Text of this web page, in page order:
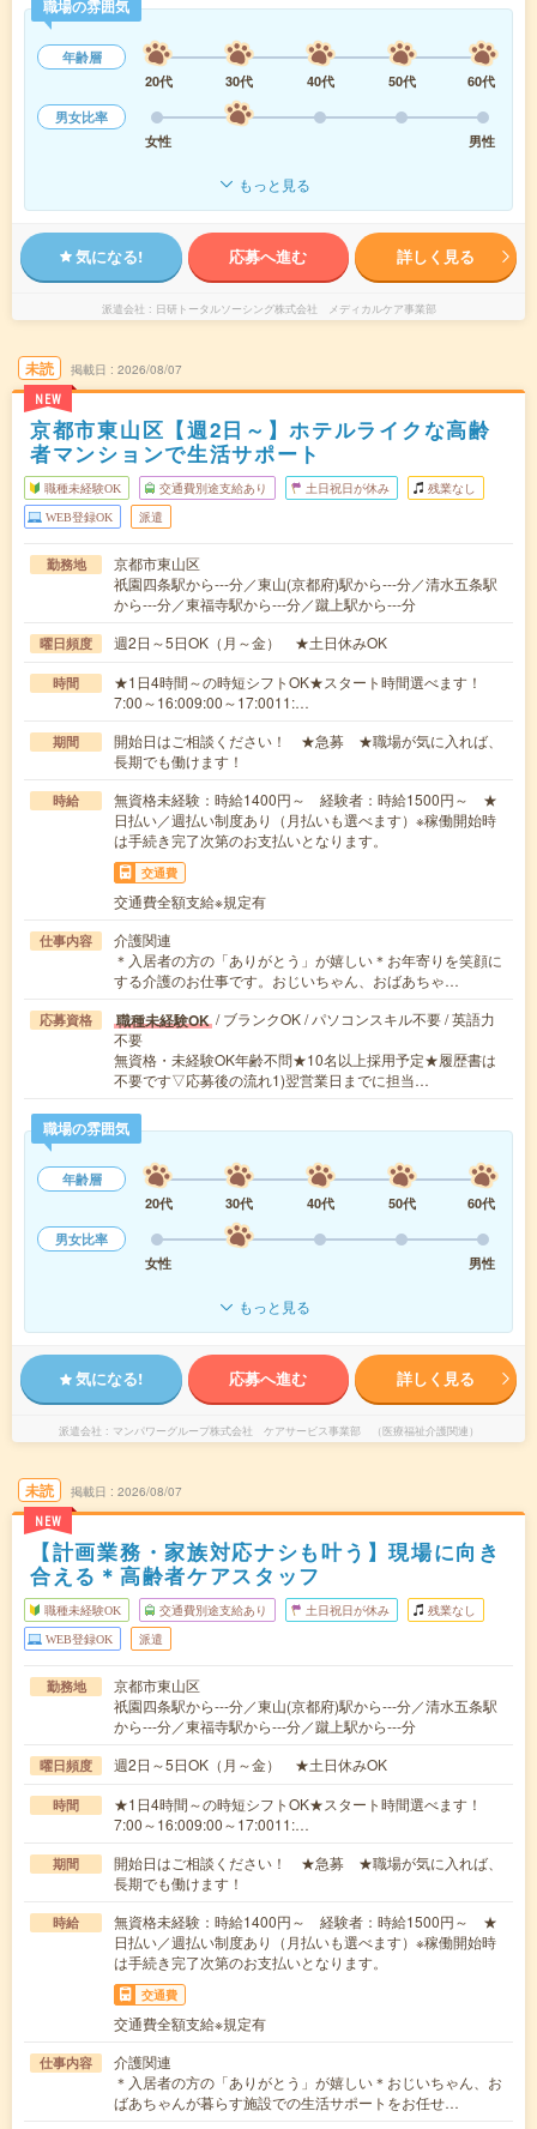
職場の雰囲気
年齢層
20代
30代 40代 50代
60代
男女比率
女性
男性
もっと見る
気になる! 応募へ進む 詳しく見る
派遣会社 日研トータルソーシング株式会社 メディカルケア事業部
未読
NEW
掲載日 2026/08/07
京都市東山区【週2日～】ホテルライクな高齢
者マンションで生活サポート
職種未経験OK 交通費別途支給あり 土日祝日が休み 残業なし
WEB登録OK 派遣
勤務地
京都市東山区
祇園四条駅から---分／東山(京都府)駅から---分／清水五条駅
から---分／東福寺駅から---分／蹴上駅から---分
曜日頻度 週2日～5日OK（月～金） ★土日休みOK
時間
★1日4時間～の時短シフトOK★スタート時間選べます！
7:00～16:009:00～17:0011:…
期間
開始日はご相談ください！ ★急募 ★職場が気に入れば、
長期でも働けます！
時給
無資格未経験：時給1400円～ 経験者：時給1500円～ ★
日払い／週払い制度あり（月払いも選べます）※稼働開始時
は手続き完了次第のお支払いとなります。
交通費
交通費全額支給※規定有
仕事内容
介護関連
＊入居者の方の「ありがとう」が嬉しい＊お年寄りを笑顔に
する介護のお仕事です。おじいちゃん、おばあちゃ…
応募資格 職種未経験OK / ブランクOK / パソコンスキル不要 / 英語力
不要
無資格・未経験OK年齢不問★10名以上採用予定★履歴書は
不要です▽応募後の流れ1)翌営業日までに担当…
職場の雰囲気
年齢層
20代
30代 40代 50代
60代
男女比率
女性
男性
もっと見る
気になる! 応募へ進む 詳しく見る
派遣会社 マンパワーグループ株式会社 ケアサービス事業部 （医療福祉介護関連）
未読
NEW
掲載日 2026/08/07
【計画業務・家族対応ナシも叶う】現場に向き
合える＊高齢者ケアスタッフ
職種未経験OK 交通費別途支給あり 土日祝日が休み 残業なし
WEB登録OK 派遣
勤務地
京都市東山区
祇園四条駅から---分／東山(京都府)駅から---分／清水五条駅
から---分／東福寺駅から---分／蹴上駅から---分
曜日頻度 週2日～5日OK（月～金） ★土日休みOK
時間
★1日4時間～の時短シフトOK★スタート時間選べます！
7:00～16:009:00～17:0011:…
期間
開始日はご相談ください！ ★急募 ★職場が気に入れば、
長期でも働けます！
時給
無資格未経験：時給1400円～ 経験者：時給1500円～ ★
日払い／週払い制度あり（月払いも選べます）※稼働開始時
は手続き完了次第のお支払いとなります。
交通費
交通費全額支給※規定有
仕事内容
介護関連
＊入居者の方の「ありがとう」が嬉しい＊おじいちゃん、お
ばあちゃんが暮らす施設での生活サポートをお任せ…